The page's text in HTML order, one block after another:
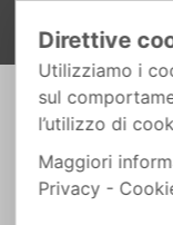
FUGA DALLA CITTÀ -
Direttive
Utilizziamo i
sul
l’utilizzo di
Maggiori
Privacy -